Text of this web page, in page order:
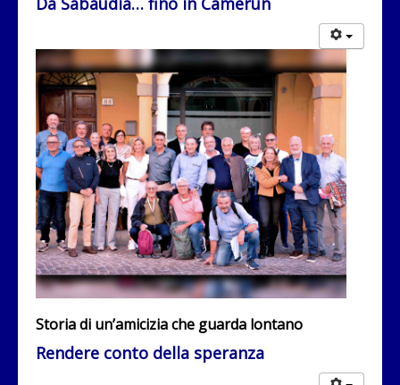
Storia di un’amicizia che guarda lontano
Rendere conto della speranza